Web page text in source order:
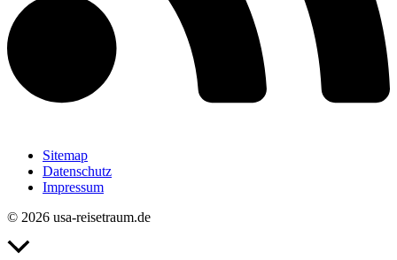
Sitemap
Datenschutz
Impressum
© 2026 usa-reisetraum.de